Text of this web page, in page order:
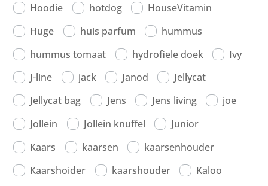
Hoodie
hotdog
HouseVitamin
Huge
huis parfum
hummus
hummus tomaat
hydrofiele doek
Ivy
J-line
jack Janod
Jellycat
Jellycat bag
Jens Jens living
joe
Jollein
Jollein knuffel
Junior
Kaars
kaarsen
kaarsenhouder
Kaarshoider
kaarshouder
Kaloo